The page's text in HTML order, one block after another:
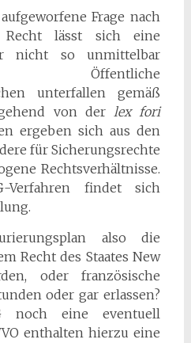
Frage nach
Recht lässt sich eine
nicht so unmittelbar
Öffentliche
unterfallen gemäß
von der lex fori
ergeben sich aus den
für Sicherungsrechte
Rechtsverhältnisse.
Verfahren findet sich
also die
Recht des Staates New
oder französische
oder gar erlassen?
noch eine eventuell
enthalten hierzu eine